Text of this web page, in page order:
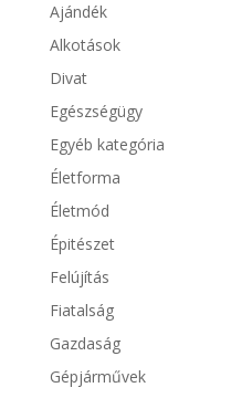
Ajándék
Alkotások
Divat
Egészségügy
Egyéb kategória
Életforma
Életmód
Épitészet
Felújítás
Fiatalság
Gazdaság
Gépjárművek